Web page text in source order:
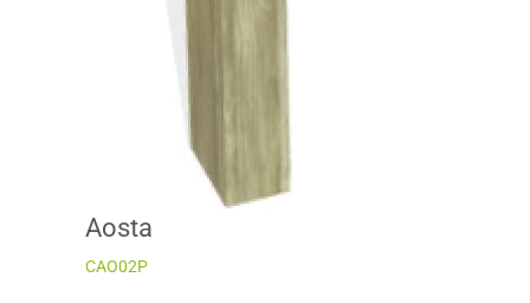
Aosta
CAO02P